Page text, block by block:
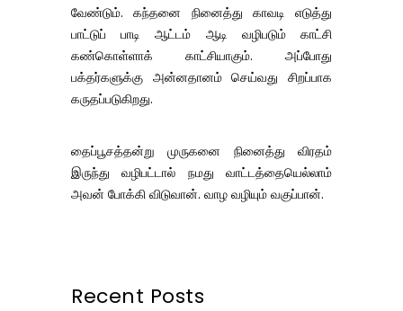
வேண்டும். கந்தனை நினைத்து காவடி எடுத்து
பாட்டுப் பாடி ஆட்டம் ஆடி வழிபடும் காட்சி
கண்கொள்ளாக் காட்சியாகும். அப்போது
பக்தர்களுக்கு அன்னதானம் செய்வது சிறப்பாக
கருதப்படுகிறது.
தைப்பூசத்தன்று முருகனை நினைத்து விரதம்
இருந்து வழிபட்டால் நமது வாட்டத்தையெல்லாம்
அவன் போக்கி விடுவான். வாழ வழியும் வகுப்பான்.
Recent Posts